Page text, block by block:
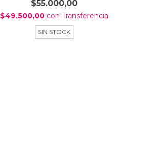
$55.000,00
$49.500,00 con Transferencia
SIN STOCK